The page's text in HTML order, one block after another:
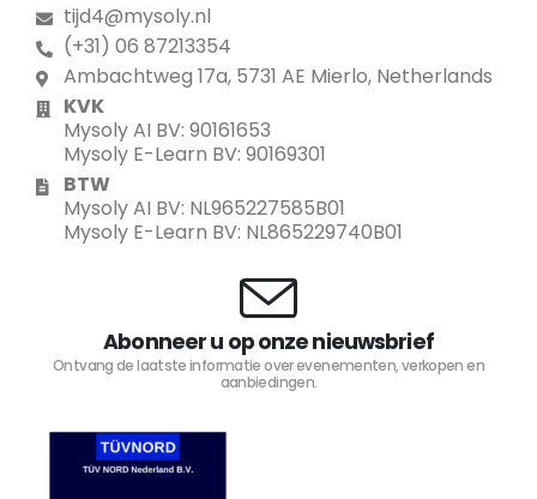
tijd4@mysoly.nl
(+31) 06 87213354
Ambachtweg 17a, 5731 AE Mierlo, Netherlands
KVK
Mysoly AI BV: 90161653
Mysoly E-Learn BV: 90169301
BTW
Mysoly AI BV: NL965227585B01
Mysoly E-Learn BV: NL865229740B01
Abonneer u op onze nieuwsbrief
Ontvang de laatste informatie over evenementen, verkopen en
aanbiedingen.